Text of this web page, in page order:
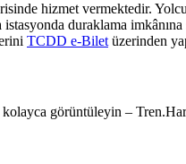
hizmet vermektedir.
duraklama imkânına
TCDD e-Biletüzerinden
görüntüleyin –